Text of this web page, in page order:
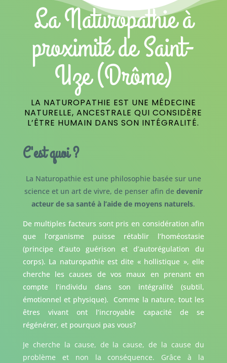
La Naturopathie à
proximité de Saint-
Uze (Drôme)
LA NATUROPATHIE EST UNE MÉDECINE
NATURELLE, ANCESTRALE QUI CONSIDÈRE
L’ÊTRE HUMAIN DANS SON INTÉGRALITÉ.
C'est quoi ?
La Naturopathie est une philosophie basée sur une
science et un art de vivre, de penser afin de devenir
acteur de sa santé à l’aide de moyens naturels.
De multiples facteurs sont pris en considération afin
que l’organisme puisse rétablir l’homéostasie
(principe d’auto guérison et d’autorégulation du
corps). La naturopathie est dite « hollistique », elle
cherche les causes de vos maux en prenant en
compte l’individu dans son intégralité (subtil,
émotionnel et physique). Comme la nature, tout les
êtres vivant ont l’incroyable capacité de se
régénérer, et pourquoi pas vous?
Je cherche la cause, de la cause, de la cause du
problème et non la conséquence. Grâce à la